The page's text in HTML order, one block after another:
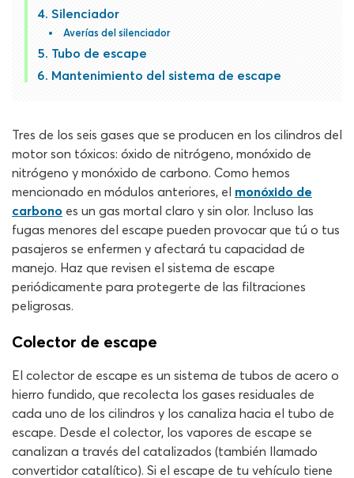
Silenciador
Averías del silenciador
Tubo de escape
Mantenimiento del sistema de escape
Tres de los seis gases que se producen en los cilindros del
motor son tóxicos: óxido de nitrógeno, monóxido de
nitrógeno y monóxido de carbono. Como hemos
mencionado en módulos anteriores, el monóxido de
carbono es un gas mortal claro y sin olor. Incluso las
fugas menores del escape pueden provocar que tú o tus
pasajeros se enfermen y afectará tu capacidad de
manejo. Haz que revisen el sistema de escape
periódicamente para protegerte de las filtraciones
peligrosas.
Colector de escape
El colector de escape es un sistema de tubos de acero o
hierro fundido, que recolecta los gases residuales de
cada uno de los cilindros y los canaliza hacia el tubo de
escape. Desde el colector, los vapores de escape se
canalizan a través del catalizados (también llamado
convertidor catalítico). Si el escape de tu vehículo tiene